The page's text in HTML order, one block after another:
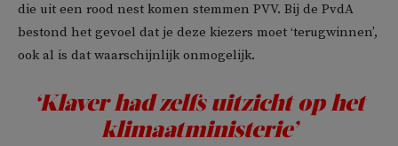
die uit een rood nest komen stemmen PVV. Bij de PvdA
bestond het gevoel dat je deze kiezers moet ‘terugwinnen’,
ook al is dat waarschijnlijk onmogelijk.
‘Klaver had zelfs uitzicht op het
klimaatministerie’